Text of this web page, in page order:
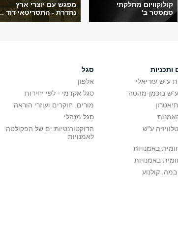
קולוקוויום מחלקתי
סמסטר ב'
מפגש עם יוצרי ארץ
נהדרת - התסריטאי דוד
ותכניות
ע"ש עזריאלי
ע"ש בוכמן-מהטה
ע"ש
באמנויות
באמנויות
קולנוע
סגל
אלפון
סגל אקדמי - לפי יחידות
מורים, חוקרים ועוזרי הוראה
סגל מנהלי
הדוקטורנטיות.ים של הפקולטה
לאמנויות